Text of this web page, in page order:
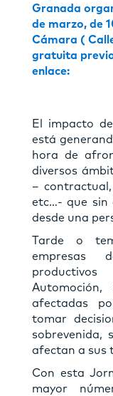
Granada
de marzo, de
Cámara (
gratuita
enlace:
El impacto
está
hora de
diversos
–
etc…- que sin
desde una
Tarde o
empresas
afectadas
tomar
sobrevenida,
afectan a sus
Con esta
mayor